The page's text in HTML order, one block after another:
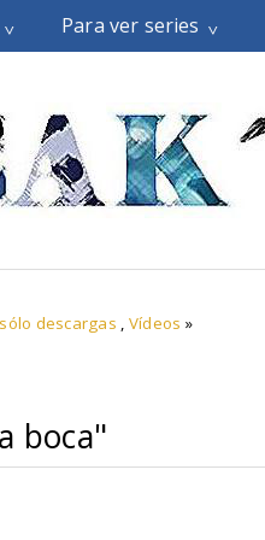
Para ver series
descargas , Vídeos »
boca"